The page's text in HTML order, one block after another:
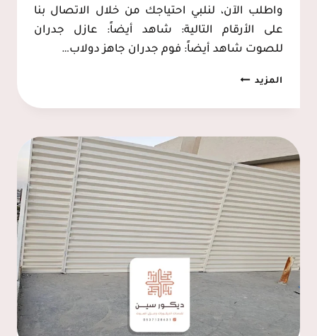
واطلب الآن، لنلبي احتياجك من خلال الاتصال بنا
على الأرقام التالية: شاهد أيضاً: عازل جدران
للصوت شاهد أيضاً: فوم جدران جاهز دولاب…
المزيددواليب
ت:
رفوف
شاشات
الخبر